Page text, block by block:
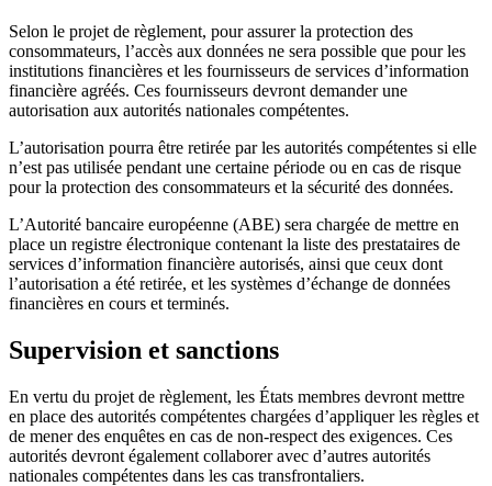
Selon le projet de règlement, pour assurer la protection des
consommateurs, l’accès aux données ne sera possible que pour les
institutions financières et les fournisseurs de services d’information
financière agréés. Ces fournisseurs devront demander une
autorisation aux autorités nationales compétentes.
L’autorisation pourra être retirée par les autorités compétentes si elle
n’est pas utilisée pendant une certaine période ou en cas de risque
pour la protection des consommateurs et la sécurité des données.
L’Autorité bancaire européenne (ABE) sera chargée de mettre en
place un registre électronique contenant la liste des prestataires de
services d’information financière autorisés, ainsi que ceux dont
l’autorisation a été retirée, et les systèmes d’échange de données
financières en cours et terminés.
Supervision et sanctions
En vertu du projet de règlement, les États membres devront mettre
en place des autorités compétentes chargées d’appliquer les règles et
de mener des enquêtes en cas de non-respect des exigences. Ces
autorités devront également collaborer avec d’autres autorités
nationales compétentes dans les cas transfrontaliers.